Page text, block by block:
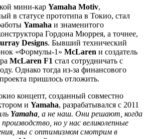
мини-кар Yamaha Motiv,
в статусе прототипа в Токио, стал
Yamaha и знаменитого
Гордона Мюррея, а точнее,
Designs. Бывший технический
«Формулы-1» McLaren и создатель
McLaren F1 стал сотрудничать с
Однако тогда из-за финансового
пришлось отложить.
концепт, созданный совместно
и Yamaha, разрабатывался с 2011
Yamaha , а не наш. Они решают, когда
но у нас великолепные
мы с оптимизмом смотрим в